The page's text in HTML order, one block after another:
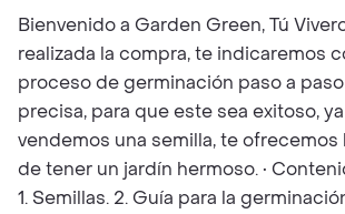
Bienvenido a Garden Green, Tú
realizada la compra, te indicaremos
proceso de germinación paso a
precisa, para que este sea exitoso,
vendemos una semilla, te
de tener un jardín hermoso. •
1. Semillas. 2. Guía para la